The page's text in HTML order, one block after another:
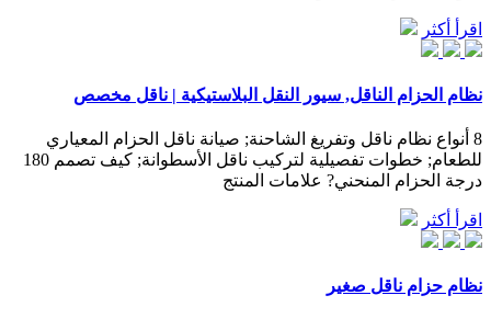
اقرأ أكثر
نظام الحزام الناقل, سيور النقل البلاستيكية | ناقل مخصص
8 أنواع نظام ناقل وتفريغ الشاحنة; صيانة ناقل الحزام المعياري
للطعام; خطوات تفصيلية لتركيب ناقل الأسطوانة; كيف تصمم 180
درجة الحزام المنحني? علامات المنتج
اقرأ أكثر
نظام حزام ناقل صغير